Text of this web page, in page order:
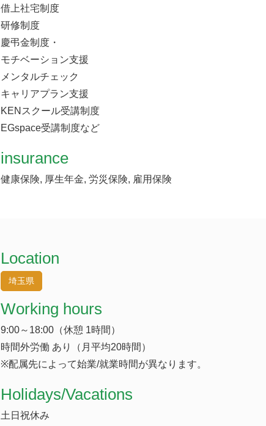
借上社宅制度
研修制度
慶弔金制度・
モチベーション支援
メンタルチェック
キャリアプラン支援
KENスクール受講制度
EGspace受講制度など
insurance
健康保険, 厚生年金, 労災保険, 雇用保険
Location
埼玉県
Working hours
9:00～18:00（休憩 1時間）
時間外労働 あり（月平均20時間）
※配属先によって始業/就業時間が異なります。
​Holidays/Vacations
土日祝休み